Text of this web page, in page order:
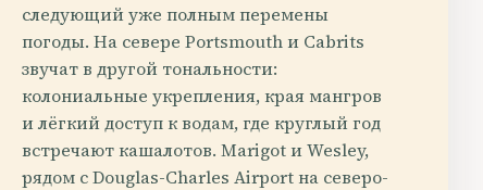
следующий уже полным перемены
погоды. На севере Portsmouth и Cabrits
звучат в другой тональности:
колониальные укрепления, края мангров
и лёгкий доступ к водам, где круглый год
встречают кашалотов. Marigot и Wesley,
рядом с Douglas-Charles Airport на северо-